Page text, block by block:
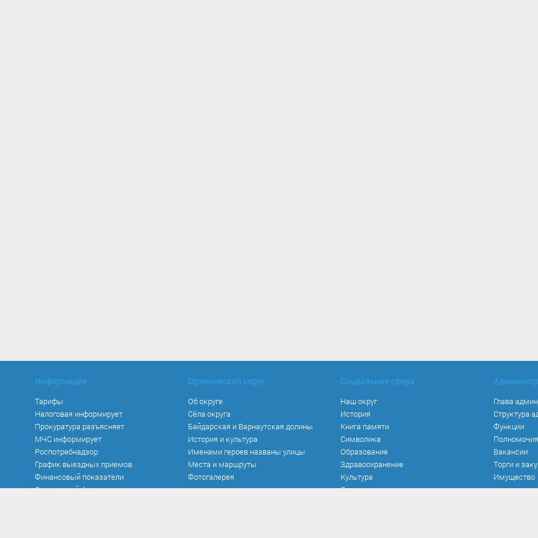
Информация
Тарифы
Налоговая информирует
Прокуратура разъясняет
МЧС информирует
Роспотребнадзор
График выездных приемов
Финансовый показатели
Социальный фонд
Орлиновский округ
Об округе
Сёла округа
Байдарская и Варнаутская долины
История и культура
Именами героев названы улицы
Места и маршруты
Фотогалерея
Социальная сфера
Наш округ
История
Книга памяти
Символика
Образование
Здравоохранение
Культура
Спорт
Глава
Структура
Функции
Полномочия
Вакансии
Торги и
Имущество